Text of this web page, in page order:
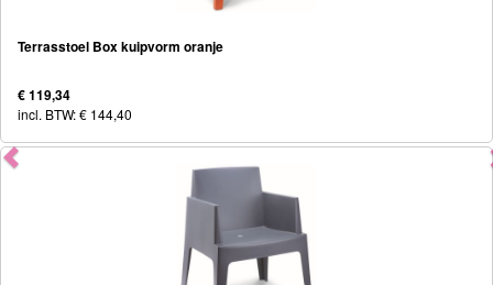
Terrasstoel Box kuipvorm oranje
€ 119,34
incl. BTW: € 144,40